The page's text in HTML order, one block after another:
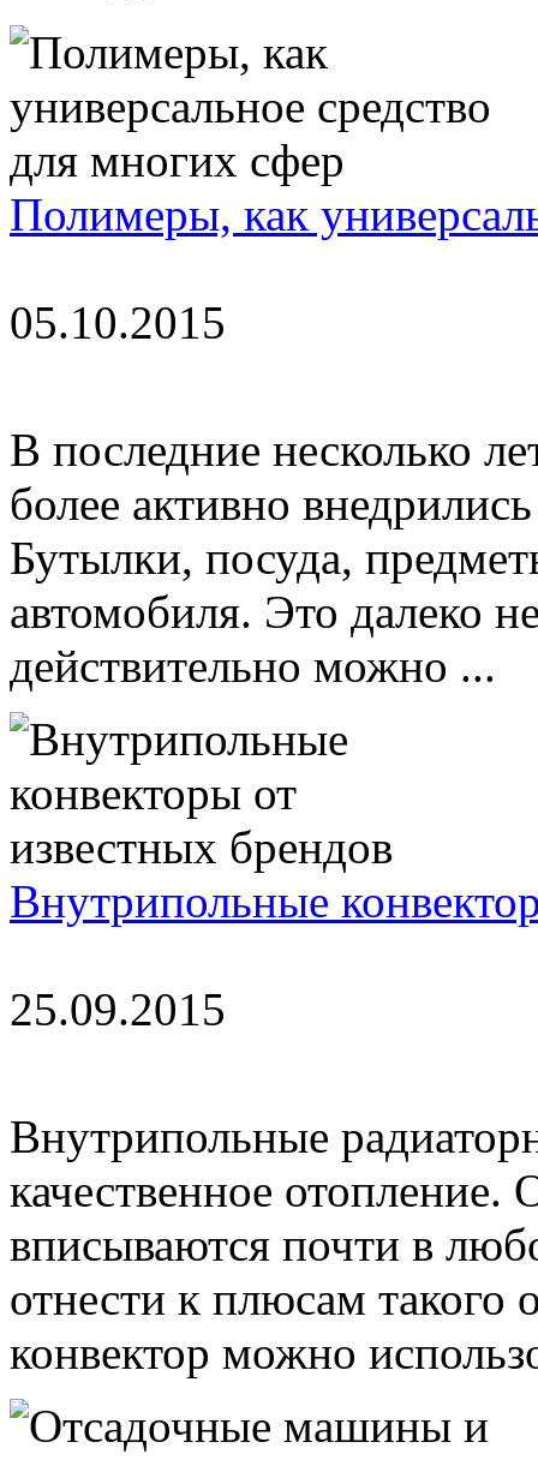
Полимеры, как
05.10.2015
В последние несколько
более активно
Бутылки, посуда,
автомобиля. Это далеко
действительно можно ...
Внутрипольные
25.09.2015
Внутрипольные
качественное
вписываются почти в
отнести к плюсам
конвектор можно